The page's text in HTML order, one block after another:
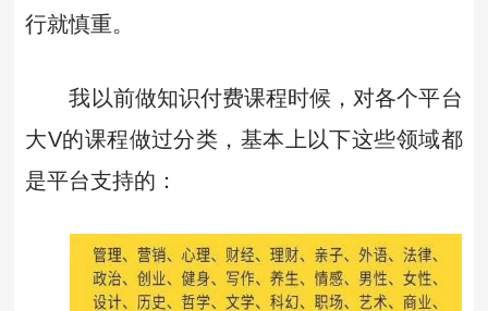
行就慎重。
我以前做知识付费课程时候，对各个平台
大V的课程做过分类，基本上以下这些领域都
是平台支持的：